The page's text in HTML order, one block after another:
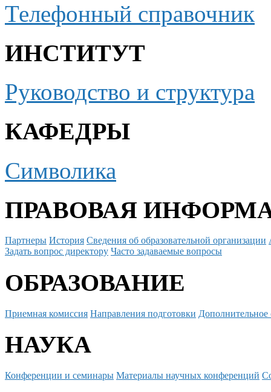
Телефонный справочник
ИНСТИТУТ
Руководство и структура
КАФЕДРЫ
Символика
ПРАВОВАЯ
Партнеры История Сведения об образовательной организации
Задать вопрос директору Часто задаваемые вопросы
ОБРАЗОВАНИЕ
Приемная комиссия Направления подготовки Дополнительное
НАУКА
Конференции и семинары Материалы научных конференций